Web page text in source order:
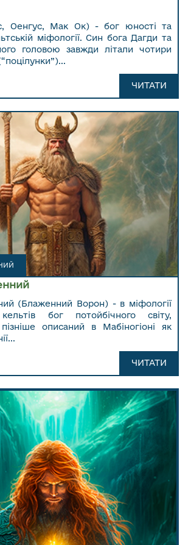
Оенгус, Мак Ок) - бог юності та
міфології. Син бога Дагди та
головою завжди літали чотири
ЧИТАТИ
ЧИТАТИ ДАЛІ...
(Блаженний Ворон) - в міфології
кельтів бог потойбічного світу,
описаний в Мабіногіоні як
ЧИТАТИ